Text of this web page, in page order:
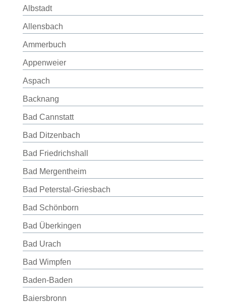
Albstadt
Allensbach
Ammerbuch
Appenweier
Aspach
Backnang
Bad Cannstatt
Bad Ditzenbach
Bad Friedrichshall
Bad Mergentheim
Bad Peterstal-Griesbach
Bad Schönborn
Bad Überkingen
Bad Urach
Bad Wimpfen
Baden-Baden
Baiersbronn